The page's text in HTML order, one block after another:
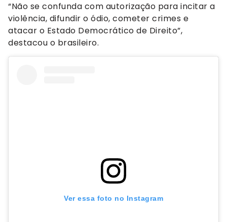
“Não se confunda com autorização para incitar a
violência, difundir o ódio, cometer crimes e
atacar o Estado Democrático de Direito”,
destacou o brasileiro.
Ver essa foto no Instagram